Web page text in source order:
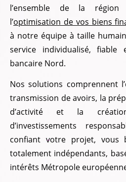
l’ensemble de la
l’optimisation de vos biens
à notre équipe à taille
service individualisé, fiable
bancaire Nord.
Nos solutions comprennent
transmission de avoirs, la
d’activité et la
d’investissements
confiant votre projet, vous
totalement indépendants,
intérêts Métropole